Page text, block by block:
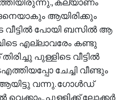
കല്യാണം
ആയിരിക്കും
വീട്ടിൽ പോയി ബസിൽ ആ
എല്ലാവരേം കണ്ടു
പുള്ളിടെ വീട്ടിൽ
ചേച്ചി വീണ്ടും
വന്നു. ഗോൾഡ്